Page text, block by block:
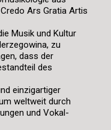
Ars Gratia Artis
Musik und Kultur
zu
dass der
des
einzigartiger
weltweit durch
und Vokal-